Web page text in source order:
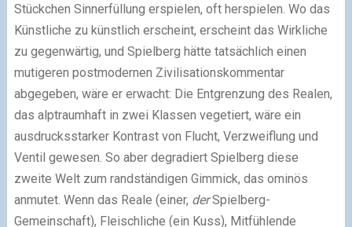
Stückchen Sinnerfüllung erspielen, oft herspielen. Wo das
Künstliche zu künstlich erscheint, erscheint das Wirkliche
zu gegenwärtig, und Spielberg hätte tatsächlich einen
mutigeren postmodernen Zivilisationskommentar
abgegeben, wäre er erwacht: Die Entgrenzung des Realen,
das alptraumhaft in zwei Klassen vegetiert, wäre ein
ausdrucksstarker Kontrast von Flucht, Verzweiflung und
Ventil gewesen. So aber degradiert Spielberg diese
zweite Welt zum randständigen Gimmick, das ominös
anmutet. Wenn das Reale (einer, derSpielberg-
Gemeinschaft), Fleischliche (ein Kuss), Mitfühlende